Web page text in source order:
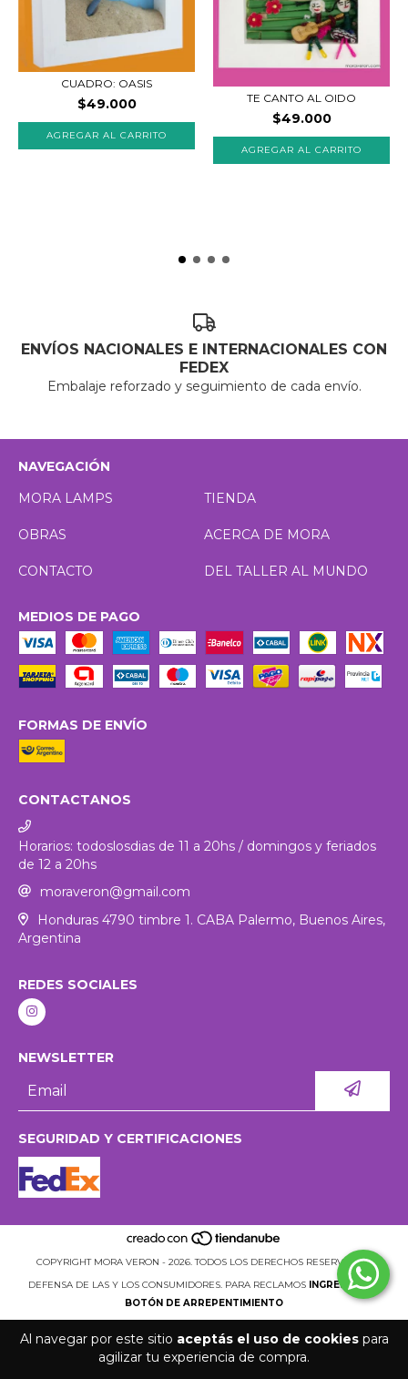
Al navegar por este sitio aceptás el uso de cookiespara
agilizar tu experiencia de compra.
CUADRO: OASIS
$49.000 TE CANTO AL OIDO
$49.000
ENVÍOS NACIONALES E INTERNACIONALES CON
FEDEX
Embalaje reforzado y seguimiento de cada envío.
NAVEGACIÓN
MORA LAMPS
TIENDA
OBRAS ACERCA DE MORA
CONTACTO DEL TALLER AL MUNDO
MEDIOS DE PAGO
FORMAS DE ENVÍO
CONTACTANOS
Horarios: todoslosdias de 11 a 20hs / domingos y feriados
de 12 a 20hs
moraveron@gmail.com
Honduras 4790 timbre 1. CABA Palermo, Buenos Aires,
Argentina
REDES SOCIALES
NEWSLETTER
SEGURIDAD Y CERTIFICACIONES
COPYRIGHT MORA VERON - 2026. TODOS LOS DERECHOS RESERVADOS.
DEFENSA DE LAS Y LOS CONSUMIDORES. PARA RECLAMOS
INGRESÁ ACÁ.
BOTÓN DE ARREPENTIMIENTO